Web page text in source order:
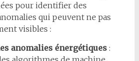
pour identifier des
qui peuvent ne pas
visibles :
anomalies énergétiques: